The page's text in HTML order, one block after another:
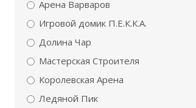
Арена Варваров
Игровой домик П.Е.К.К.А.
Долина Чар
Мастерская Строителя
Королевская Арена
Ледяной Пик